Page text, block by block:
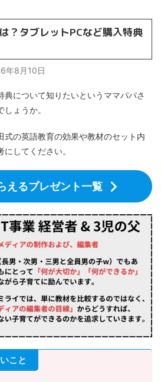
？タブレットPCなど購入特典
年8月10日
典について知りたいというママパパさ
ょうか。
式の英語教育の効果や教材のセット内
してください。
えるプレゼント一覧
こと